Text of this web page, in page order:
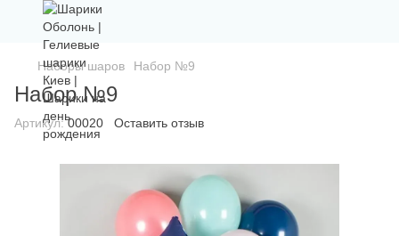
Наборы шаров Набор №9
Набор №9
Артикул:00020 Оставить отзыв